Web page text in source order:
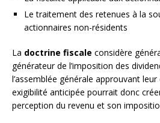
Le traitement des retenues à la
actionnaires non-résidents
La doctrine fiscale considère
générateur de l’imposition des
l’assemblée générale approuvant
exigibilité anticipée pourrait donc
perception du revenu et son